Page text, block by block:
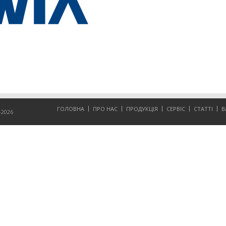
ГОЛОВНА ПРО НАС ПРОДУКЦІЯ СЕРВІС СТАТТІ